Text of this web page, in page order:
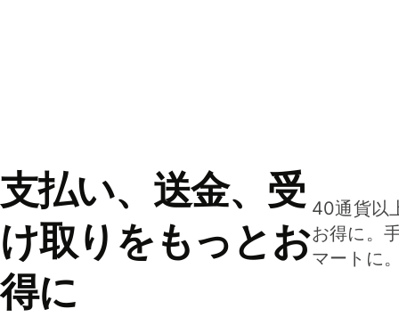
支払い、送金、受
け取りをもっとお
得に
40通貨以
お得に。
マートに